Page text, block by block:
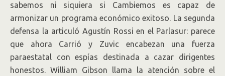
sabemos ni siquiera si Cambiemos es capaz de
armonizar un programa económico exitoso. La segunda
defensa la articuló Agustín Rossi en el Parlasur: parece
que ahora Carrió y Zuvic encabezan una fuerza
paraestatal con espías destinada a cazar dirigentes
honestos. William Gibson llama la atención sobre el